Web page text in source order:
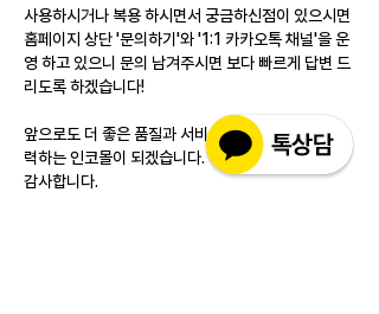
사용하시거나 복용 하시면서 궁금하신점이 있으시면
홈페이지 상단 '문의하기'와 '1:1 카카오톡 채널'을 운
영 하고 있으니 문의 남겨주시면 보다 빠르게 답변 드
리도록 하겠습니다!
앞으로도 더 좋은 품질과 서비스를 제공하기 위해 노
력하는 인코몰이 되겠습니다.
감사합니다.